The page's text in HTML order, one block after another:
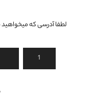
لطفا آدرسی که میخواهید